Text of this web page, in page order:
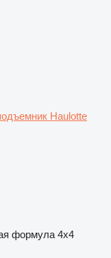
Haulotte
формула 4x4